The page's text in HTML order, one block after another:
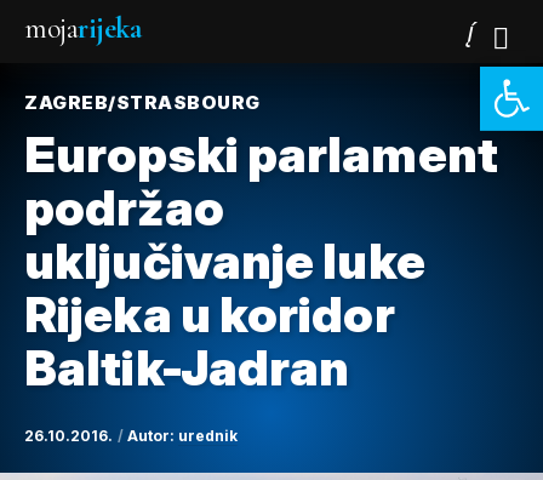
mojarijeka
ZAGREB/STRASBOURG
Europski parlament
podržao
uključivanje luke
Rijeka u koridor
Baltik-Jadran
26.10.2016. Autor: urednik